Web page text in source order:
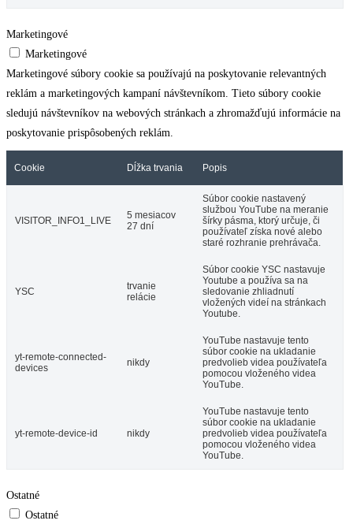
Marketingové
Marketingové
Marketingové súbory cookie sa používajú na poskytovanie relevantných
reklám a marketingových kampaní návštevníkom. Tieto súbory cookie
sledujú návštevníkov na webových stránkach a zhromažďujú informácie na
poskytovanie prispôsobených reklám.
Cookie Dĺžka trvania Popis
VISITOR_INFO1_LIVE
5 mesiacov
27 dní
Súbor cookie nastavený
službou YouTube na meranie
šírky pásma, ktorý určuje, či
používateľ získa nové alebo
staré rozhranie prehrávača.
YSC
trvanie
relácie
Súbor cookie YSC nastavuje
Youtube a používa sa na
sledovanie zhliadnutí
vložených videí na stránkach
Youtube.
yt-remote-connected-
devices
nikdy
YouTube nastavuje tento
súbor cookie na ukladanie
predvolieb videa používateľa
pomocou vloženého videa
YouTube.
yt-remote-device-id nikdy
YouTube nastavuje tento
súbor cookie na ukladanie
predvolieb videa používateľa
pomocou vloženého videa
YouTube.
Ostatné
Ostatné